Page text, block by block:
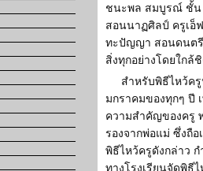
ชนะพล สมบูรณ์ ชั้น
สอนนาฏศิลป์ ครูเอ็
ทะปัญญา สอนดนตรี
สิ่งทุกอย่างโดยใกล้
สำหรับพิธีไหว้ค
มกราคมของทุกๆ ปี
ความสำคัญของครู
รองจากพ่อแม่ ซึ่งถือ
พิธีไหว้ครูดังกล่าว
ทางโรงเรียนจัดพิธี